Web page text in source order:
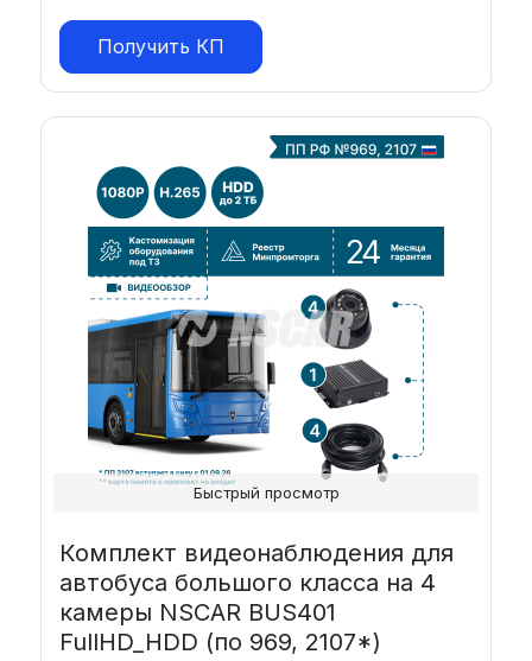
Получить КП
Комплект видеонаблюдения для
автобуса большого класса на 4
камеры NSCAR BUS401
FullHD_HDD (по 969, 2107*)
Быстрый просмотр